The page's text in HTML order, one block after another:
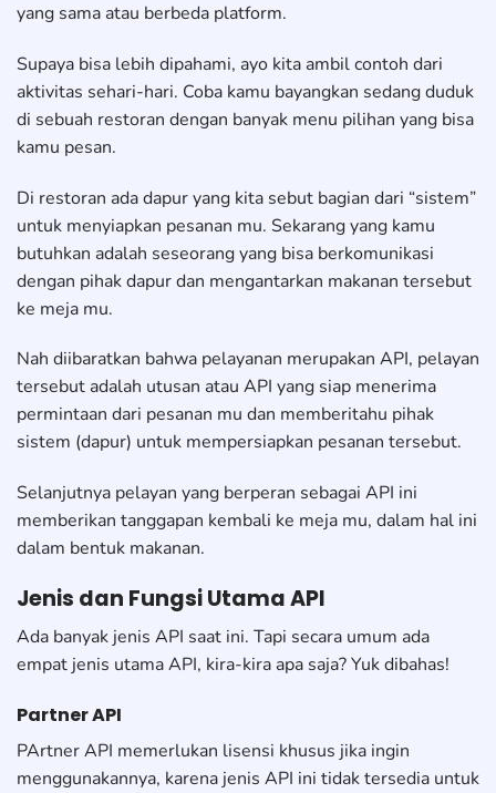
yang sama atau berbeda platform.
Supaya bisa lebih dipahami, ayo kita ambil contoh dari
aktivitas sehari-hari. Coba kamu bayangkan sedang duduk
di sebuah restoran dengan banyak menu pilihan yang bisa
kamu pesan.
Di restoran ada dapur yang kita sebut bagian dari “sistem”
untuk menyiapkan pesanan mu. Sekarang yang kamu
butuhkan adalah seseorang yang bisa berkomunikasi
dengan pihak dapur dan mengantarkan makanan tersebut
ke meja mu.
Nah diibaratkan bahwa pelayanan merupakan API, pelayan
tersebut adalah utusan atau API yang siap menerima
permintaan dari pesanan mu dan memberitahu pihak
sistem (dapur) untuk mempersiapkan pesanan tersebut.
Selanjutnya pelayan yang berperan sebagai API ini
memberikan tanggapan kembali ke meja mu, dalam hal ini
dalam bentuk makanan.
Jenis dan Fungsi Utama API
Ada banyak jenis API saat ini. Tapi secara umum ada
empat jenis utama API, kira-kira apa saja? Yuk dibahas!
Partner API
PArtner API memerlukan lisensi khusus jika ingin
menggunakannya, karena jenis API ini tidak tersedia untuk